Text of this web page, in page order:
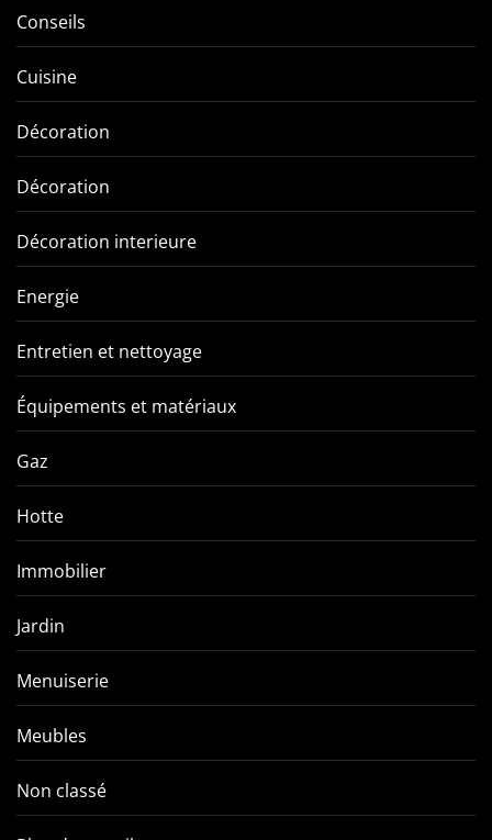
Conseils
Cuisine
Décoration
Décoration
Décoration interieure
Energie
Entretien et nettoyage
Équipements et matériaux
Gaz
Hotte
Immobilier
Jardin
Menuiserie
Meubles
Non classé